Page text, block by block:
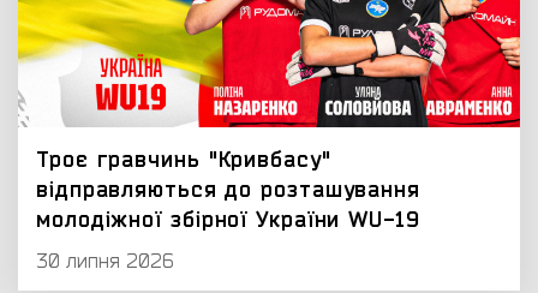
Троє гравчинь "Кривбасу"
відправляються до розташування
молодіжної збірної України WU-19
30 липня 2026